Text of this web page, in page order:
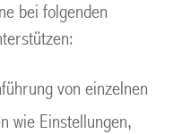
bei folgenden
von einzelnen
wie Einstellungen,